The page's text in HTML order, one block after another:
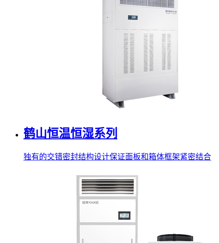
鹤山恒温恒湿系列
独有的交错密封结构设计保证面板和箱体框架紧密结合